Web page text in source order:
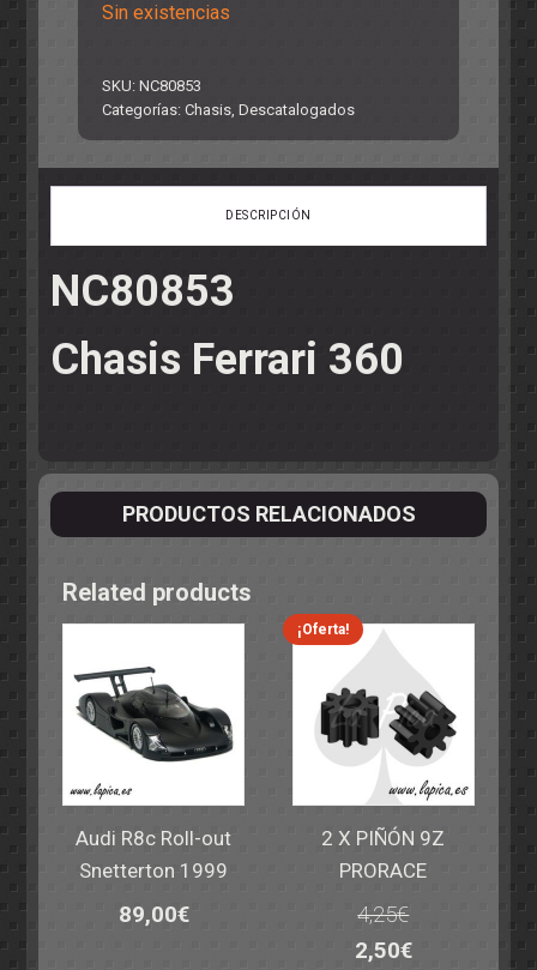
Sin existencias
SKU:NC80853
Categorías:Chasis ,Descatalogados
DESCRIPCIÓN
NC80853
Chasis Ferrari 360
PRODUCTOS RELACIONADOS
Related products
Audi R8c Roll-out
Snetterton 1999
89,00€
¡Oferta!
2 X PIÑÓN 9Z
PRORACE
4,25€
El
2,50€El